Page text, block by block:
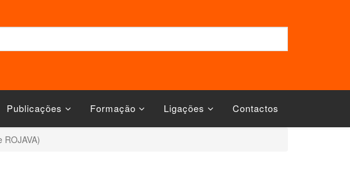
Publicações Formação Ligações Contactos